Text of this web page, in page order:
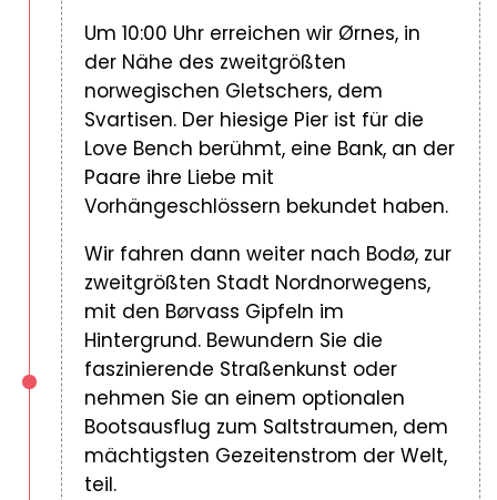
Um 10:00 Uhr erreichen wir Ørnes, in
der Nähe des zweitgrößten
norwegischen Gletschers, dem
Svartisen. Der hiesige Pier ist für die
Love Bench berühmt, eine Bank, an der
Paare ihre Liebe mit
Vorhängeschlössern bekundet haben.
Wir fahren dann weiter nach Bodø, zur
zweitgrößten Stadt Nordnorwegens,
mit den Børvass Gipfeln im
Hintergrund. Bewundern Sie die
faszinierende Straßenkunst oder
nehmen Sie an einem optionalen
Bootsausflug zum Saltstraumen, dem
mächtigsten Gezeitenstrom der Welt,
teil.